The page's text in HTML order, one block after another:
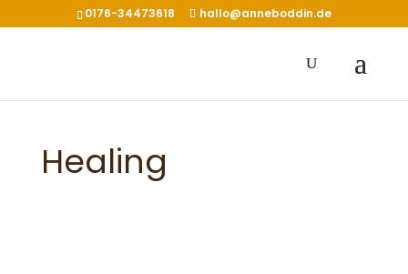
0176-34473618 hallo@anneboddin.de
Healing